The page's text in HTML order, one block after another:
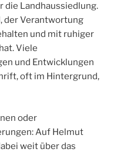
die Landhaussiedlung.
der Verantwortung
und mit ruhiger
Viele
und Entwicklungen
oft im Hintergrund,
oder
Auf Helmut
weit über das